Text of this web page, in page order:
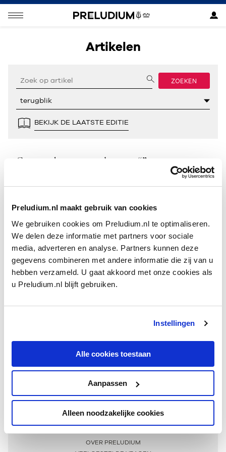
Preludium.nl maakt gebruik van cookies
We gebruiken cookies om Preludium.nl te optimaliseren.
We delen deze informatie met partners voor sociale
media, adverteren en analyse. Partners kunnen deze
gegevens combineren met andere informatie die zij van u
hebben verzameld. U gaat akkoord met onze cookies als
u Preludium.nl blijft gebruiken.
Instellingen
Alle cookies toestaan
Aanpassen
Alleen noodzakelijke cookies
Artikelen
ZOEKEN
BEKIJK DE LAATSTE EDITIE
Geen resultaten gevonden voor “”.
Meer informatie
OVER PRELUDIUM